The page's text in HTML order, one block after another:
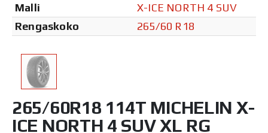
Malli
X-ICE NORTH 4 SUV
Rengaskoko
265/60 R18
265/60R18 114T MICHELIN X-
ICE NORTH 4 SUV XL RG